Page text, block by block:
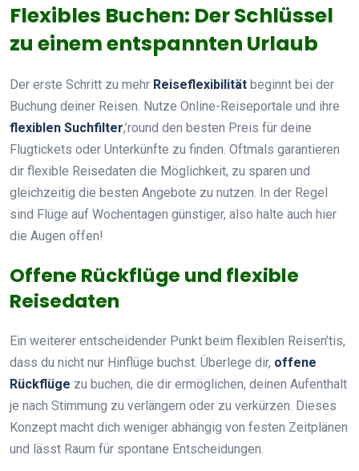
Flexibles Buchen: Der Schlüssel
zu einem entspannten Urlaub
Der erste Schritt zu mehr Reiseflexibilität beginnt bei der
Buchung deiner Reisen. Nutze Online-Reiseportale und ihre
flexiblen Suchfilter,’round den besten Preis für deine
Flugtickets oder Unterkünfte zu finden. Oftmals garantieren
dir flexible Reisedaten die Möglichkeit, zu sparen und
gleichzeitig die besten Angebote zu nutzen. In der Regel
sind Flüge auf Wochentagen günstiger, also halte auch hier
die Augen offen!
Offene Rückflüge und flexible
Reisedaten
Ein weiterer entscheidender Punkt beim flexiblen Reisen’tis,
dass du nicht nur Hinflüge buchst. Überlege dir, offene
Rückflüge zu buchen, die dir ermöglichen, deinen Aufenthalt
je nach Stimmung zu verlängern oder zu verkürzen. Dieses
Konzept macht dich weniger abhängig von festen Zeitplänen
und lässt Raum für spontane Entscheidungen.